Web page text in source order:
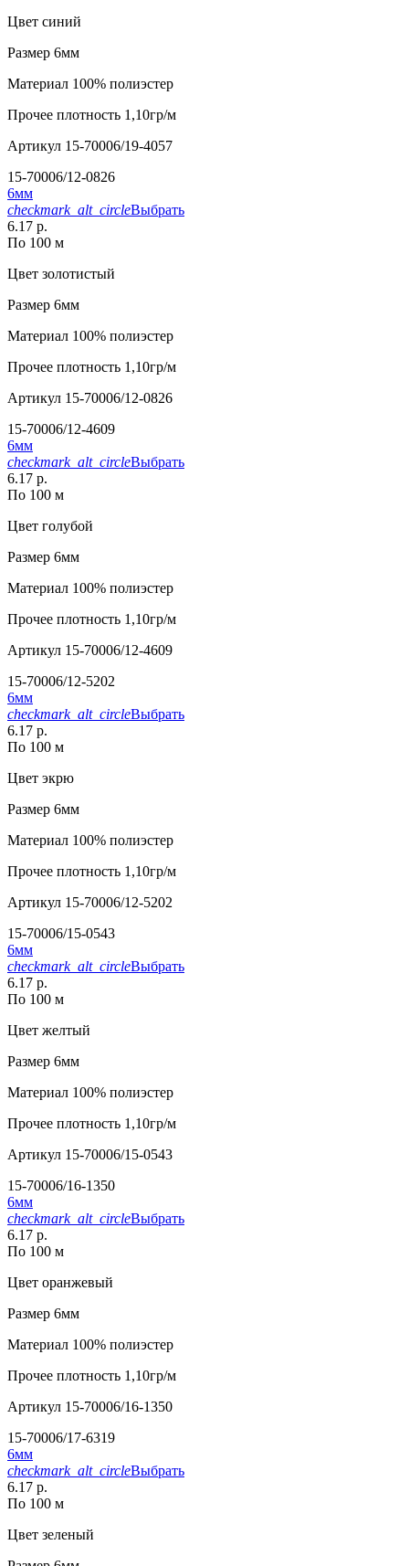
Цвет синий
Размер 6мм
Материал 100% полиэстер
Прочее плотность 1,10гр/м
Артикул 15-70006/19-4057
15-70006/12-0826
6мм
checkmark_alt_circleВыбрать
6.17 р.
По 100 м
Цвет золотистый
Размер 6мм
Материал 100% полиэстер
Прочее плотность 1,10гр/м
Артикул 15-70006/12-0826
15-70006/12-4609
6мм
checkmark_alt_circleВыбрать
6.17 р.
По 100 м
Цвет голубой
Размер 6мм
Материал 100% полиэстер
Прочее плотность 1,10гр/м
Артикул 15-70006/12-4609
15-70006/12-5202
6мм
checkmark_alt_circleВыбрать
6.17 р.
По 100 м
Цвет экрю
Размер 6мм
Материал 100% полиэстер
Прочее плотность 1,10гр/м
Артикул 15-70006/12-5202
15-70006/15-0543
6мм
checkmark_alt_circleВыбрать
6.17 р.
По 100 м
Цвет желтый
Размер 6мм
Материал 100% полиэстер
Прочее плотность 1,10гр/м
Артикул 15-70006/15-0543
15-70006/16-1350
6мм
checkmark_alt_circleВыбрать
6.17 р.
По 100 м
Цвет оранжевый
Размер 6мм
Материал 100% полиэстер
Прочее плотность 1,10гр/м
Артикул 15-70006/16-1350
15-70006/17-6319
6мм
checkmark_alt_circleВыбрать
6.17 р.
По 100 м
Цвет зеленый